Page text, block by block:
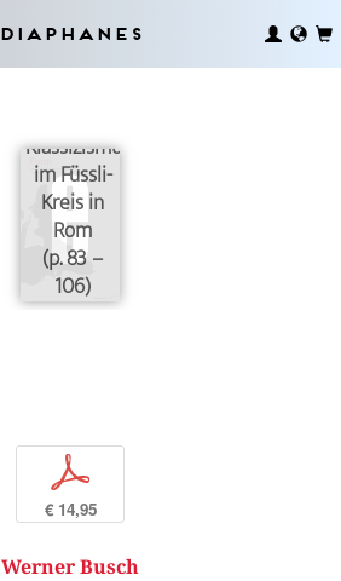
Diaphanes
Die
Klassizismus
im Füssli-
Kreis in
Rom
(p. 83 –
106)
p
€ 14,95
Werner Busch